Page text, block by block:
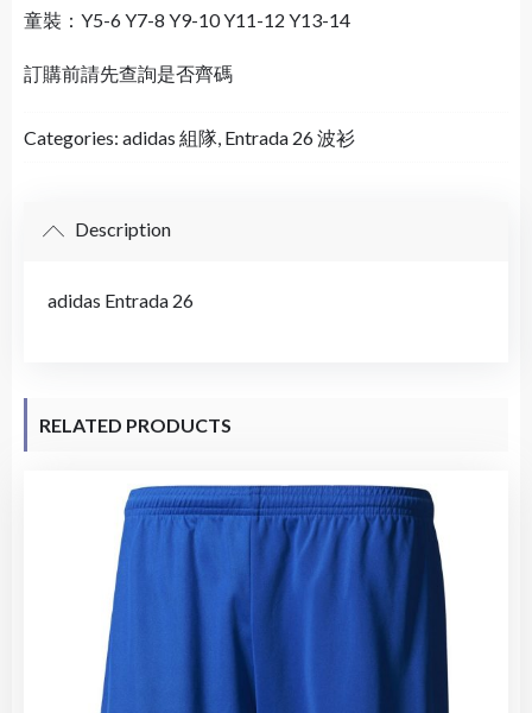
童裝：Y5-6 Y7-8 Y9-10 Y11-12 Y13-14
訂購前請先查詢是否齊碼
Categories: adidas 組隊, Entrada 26 波衫
Description
adidas Entrada 26
RELATED PRODUCTS